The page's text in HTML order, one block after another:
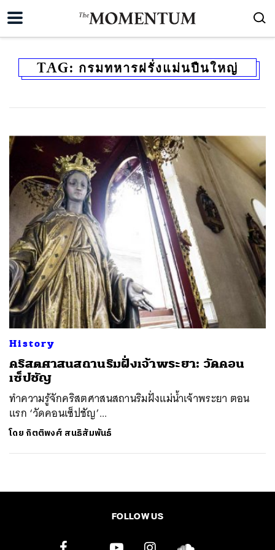
TAG: กรมทหารฝรั่งแม่นปืนใหญ่
History
คริสตศาสนสถานริมฝั่งเจ้าพระยา: วัดคอน
เซ็ปชัญ
ทำความรู้จักคริสตศาสนสถานริมฝั่งแม่น้ำเจ้าพระยา ตอน
แรก ‘วัดคอนเซ็ปชัญ’...
โดย กิตติพงศ์ สนธิสัมพันธ์
FOLLOW US
ค้นหา
SHARE TWEET LINE EMAIL